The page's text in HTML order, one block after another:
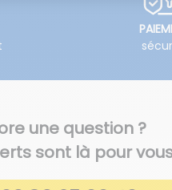
une question ?
sont là pour